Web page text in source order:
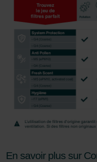
En savoir plus sur